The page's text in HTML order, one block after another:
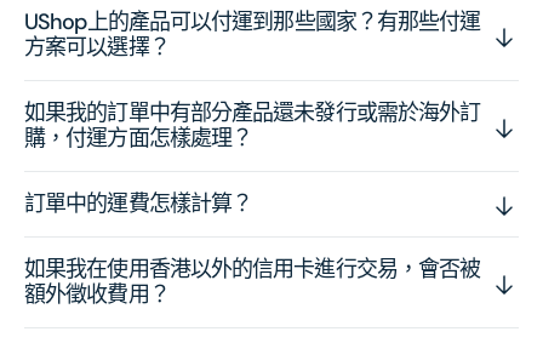
UShop上的產品可以付運到那些國家？有那些付運
方案可以選擇？
如果我的訂單中有部分產品還未發行或需於海外訂
購，付運方面怎樣處理？
訂單中的運費怎樣計算？
如果我在使用香港以外的信用卡進行交易，會否被
額外徵收費用？